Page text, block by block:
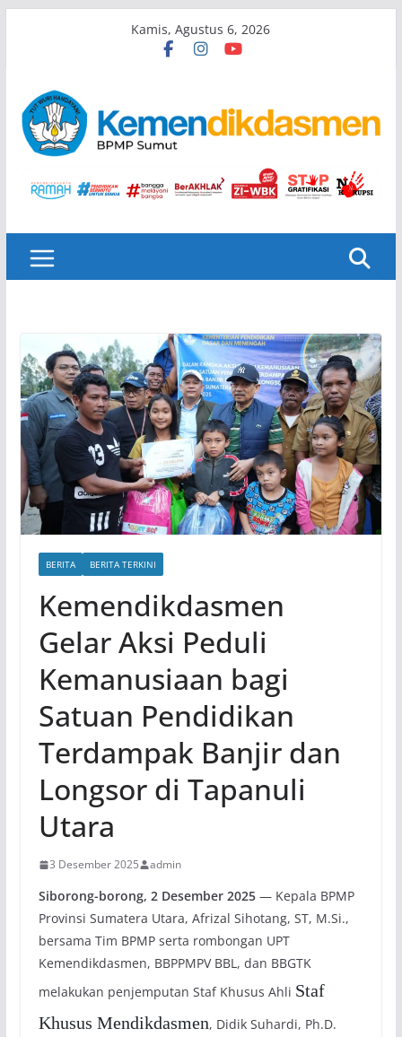
Kamis, Agustus 6, 2026
BERITA BERITA TERKINI
Kemendikdasmen
Gelar Aksi Peduli
Kemanusiaan bagi
Satuan Pendidikan
Terdampak Banjir dan
Longsor di Tapanuli
Utara
3 Desember 2025 admin
Siborong-borong, 2 Desember 2025— Kepala BPMP
Provinsi Sumatera Utara, Afrizal Sihotang, ST, M.Si.,
bersama Tim BPMP serta rombongan UPT
Kemendikdasmen, BBPPMPV BBL, dan BBGTK
melakukan penjemputan Staf Khusus Ahli Staf
Khusus Mendikdasmen, Didik Suhardi, Ph.D.